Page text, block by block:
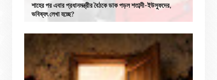
শাহের পর এবার প্রধানমন্ত্রীর বৈঠকে ডাক পড়ল শতাব্দী-ইউসুফদের,
ভবিষ্যৎ লেখা হচ্ছে?